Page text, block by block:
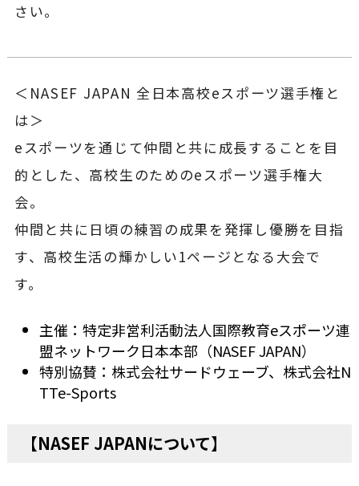
さい。
＜NASEF JAPAN 全日本高校eスポーツ選手権と
は＞
eスポーツを通じて仲間と共に成長することを目
的とした、高校生のためのeスポーツ選手権大
会。
仲間と共に日頃の練習の成果を発揮し優勝を目指
す、高校生活の輝かしい1ページとなる大会で
す。
主催：特定非営利活動法人国際教育eスポーツ連
盟ネットワーク日本本部（NASEF JAPAN）
特別協賛：株式会社サードウェーブ、株式会社N
TTe-Sports
【NASEF JAPANについて】